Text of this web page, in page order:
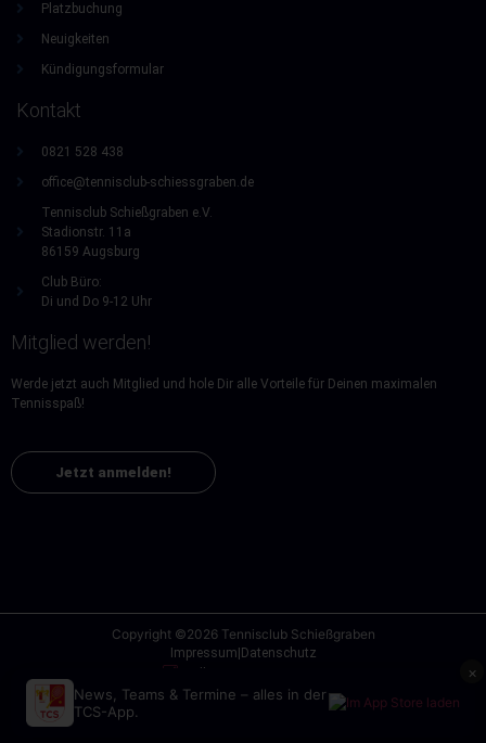
Platzbuchung
Neuigkeiten
Kündigungsformular
Kontakt
0821 528 438
office@tennisclub-schiessgraben.de
Tennisclub Schießgraben e.V.
Stadionstr. 11a
86159 Augsburg
Club Büro:
Di und Do 9-12 Uhr
Mitglied werden!
Werde jetzt auch Mitglied und hole Dir alle Vorteile für Deinen maximalen
Tennisspaß!
Jetzt anmelden!
News, Teams & Termine – alles in der
TCS-App.
×
Copyright ©2026 Tennisclub Schießgraben
Impressum Datenschutz
design + code KONRAD/MEDIA/GRUPPE